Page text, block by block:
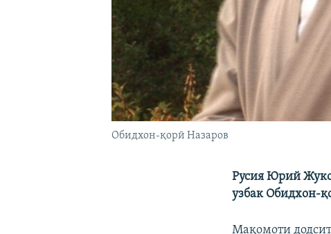
Обидхон-қорӣ Назаров
Русия Юрий
узбак Обидхон-
Мақомоти